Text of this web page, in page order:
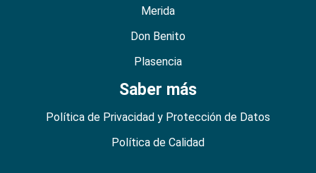
Merida
Don Benito
Plasencia
Saber más
Política de Privacidad y Protección de Datos
Política de Calidad